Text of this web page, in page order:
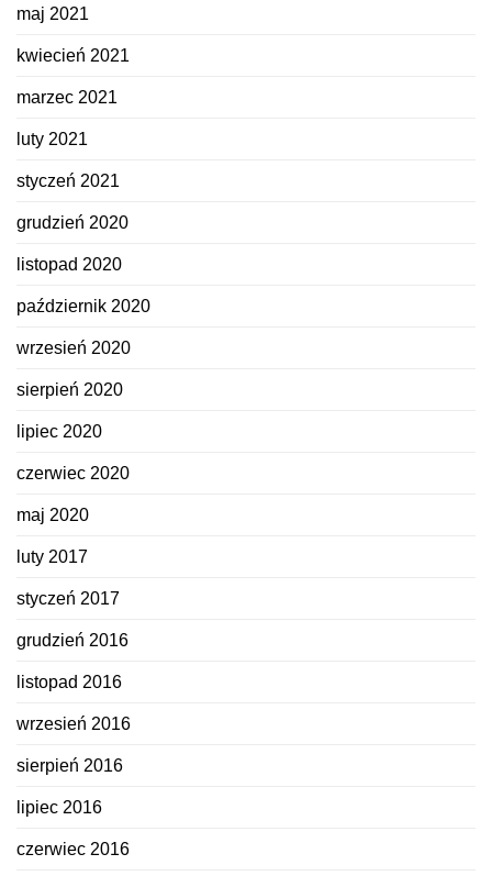
maj 2021
kwiecień 2021
marzec 2021
luty 2021
styczeń 2021
grudzień 2020
listopad 2020
październik 2020
wrzesień 2020
sierpień 2020
lipiec 2020
czerwiec 2020
maj 2020
luty 2017
styczeń 2017
grudzień 2016
listopad 2016
wrzesień 2016
sierpień 2016
lipiec 2016
czerwiec 2016